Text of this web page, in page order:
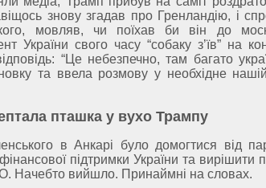
знову згадав про Гренландію, і
мовляв, чи поїхав би він до
України свого часу “собаку з’їв” на
“Це небезпечно, там багато
та ввела розмову у необхідне нашій
пташка у вухо Трампу
в Анкарі було домогтися від
підтримки України та вирішити
Начебто вийшло. Принаймні на словах.